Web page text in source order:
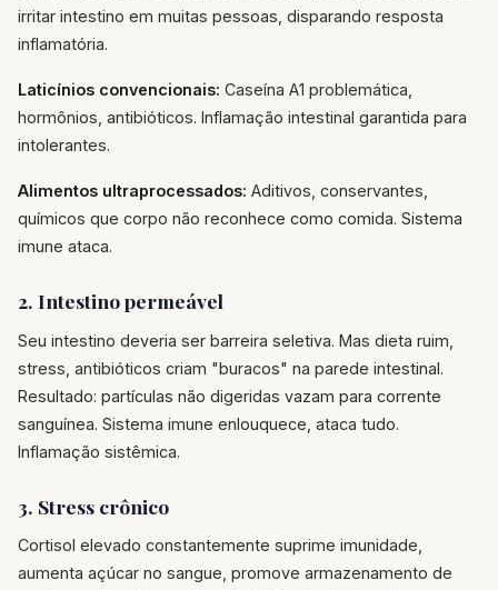
irritar intestino em muitas pessoas, disparando resposta
inflamatória.
Laticínios convencionais: Caseína A1 problemática,
hormônios, antibióticos. Inflamação intestinal garantida para
intolerantes.
Alimentos ultraprocessados: Aditivos, conservantes,
químicos que corpo não reconhece como comida. Sistema
imune ataca.
2. Intestino permeável
Seu intestino deveria ser barreira seletiva. Mas dieta ruim,
stress, antibióticos criam "buracos" na parede intestinal.
Resultado: partículas não digeridas vazam para corrente
sanguínea. Sistema imune enlouquece, ataca tudo.
Inflamação sistêmica.
3. Stress crônico
Cortisol elevado constantemente suprime imunidade,
aumenta açúcar no sangue, promove armazenamento de